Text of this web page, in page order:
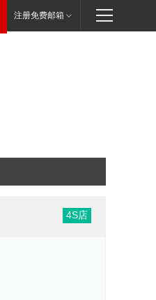
注册免费邮箱
4S店